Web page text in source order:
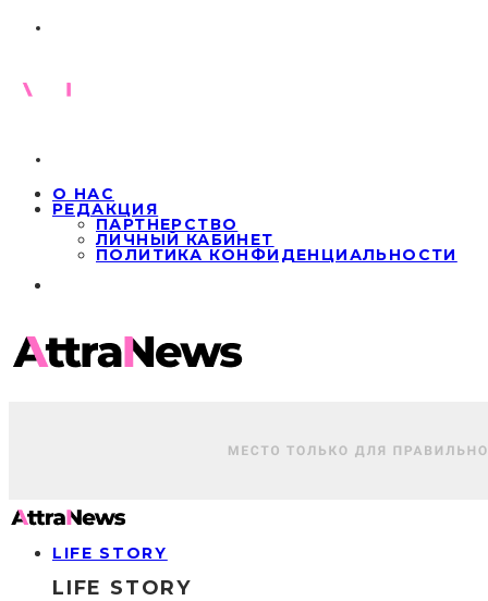
О НАС
РЕДАКЦИЯ
ПАРТНЕРСТВО
ЛИЧНЫЙ КАБИНЕТ
ПОЛИТИКА КОНФИДЕНЦИАЛЬНОСТИ
LIFE STORY
LIFE STORY